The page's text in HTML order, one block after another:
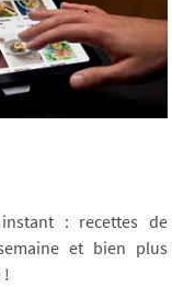
: recettes de
et bien plus